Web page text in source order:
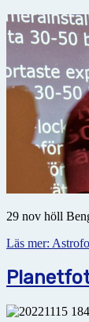
29 nov höll
Läs mer: